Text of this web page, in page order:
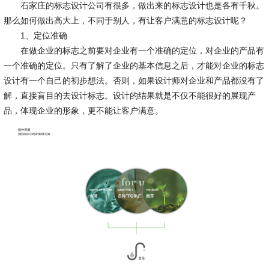
石家庄的标志设计公司有很多，做出来的标志设计也是各有千秋。
那么如何做出高大上，不同于别人，有让客户满意的标志设计呢？
1、定位准确
在做企业的标志之前要对企业有一个准确的定位，对企业的产品有
一个准确的定位。只有了解了企业的基本信息之后，才能对企业的标志
设计有一个自己的初步想法。否则，如果设计师对企业和产品都没有了
解，直接盲目的去设计标志。设计的结果就是不仅不能很好的展现产
品，体现企业的形象，更不能让客户满意。